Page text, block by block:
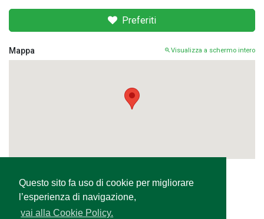
Questo sito fa uso di cookie per migliorare
l’esperienza di navigazione,
vai alla Cookie Policy.
Preferiti
Mappa Visualizza a schermo intero
Condividi